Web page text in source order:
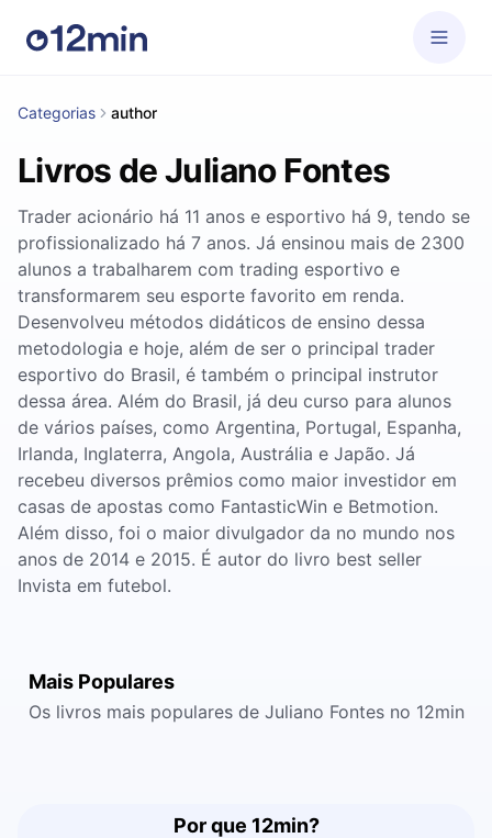
Categorias author
Livros de Juliano Fontes
Trader acionário há 11 anos e esportivo há 9, tendo se
profissionalizado há 7 anos. Já ensinou mais de 2300
alunos a trabalharem com trading esportivo e
transformarem seu esporte favorito em renda.
Desenvolveu métodos didáticos de ensino dessa
metodologia e hoje, além de ser o principal trader
esportivo do Brasil, é também o principal instrutor
dessa área. Além do Brasil, já deu curso para alunos
de vários países, como Argentina, Portugal, Espanha,
Irlanda, Inglaterra, Angola, Austrália e Japão. Já
recebeu diversos prêmios como maior investidor em
casas de apostas como FantasticWin e Betmotion.
Além disso, foi o maior divulgador da no mundo nos
anos de 2014 e 2015. É autor do livro best seller
Invista em futebol.
Mais Populares
Os livros mais populares de Juliano Fontes no 12min
Por que 12min?